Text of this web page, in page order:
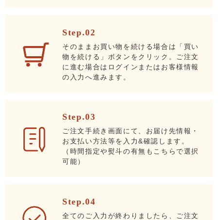
Step.02
そのままお買い物を続ける場合は「買い
物を続ける」ボタンをクリック。ご注文
に進む場合はログインまたはお客様情報
の入力へ進みます。
Step.03
ご注文手続き画面にて、お届け先情報・
お支払い方法等を入力&確認します。
（時間指定や熨斗の有無もこちらで選択
可能）
Step.04
全てのご入力が終わりましたら、ご注文